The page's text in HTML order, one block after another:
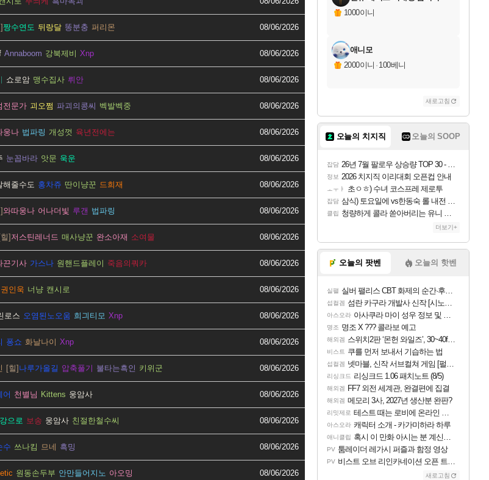
짱수연도 뒤랑달 똥분충 퍼리몬 08/06/2026
Annaboom 강북제비 Xnp 08/06/2026
쇼로암 맹수집사 뤼안 08/06/2026
전문가 괴오쩜 파괴의콩씨 벡발벡중 08/06/2026
웅나 법파링 개성껏 육년전에는 08/06/2026
눈꼽바라 앗문 욱운 08/06/2026
해줄수도 홍차쥬 딴이냥꾼 드희재 08/06/2026
와따웅나 어나더빛 루갠 법파링 08/06/2026
저스틴레너드 매사냥꾼 완소아재 소여물 08/06/2026
끈기사 가스나 원핸드플레이 죽음의쿼카 08/06/2026
권인욱 너냥 캔시로 08/06/2026
로스 오염된노오움 희긔티모 Xnp 08/06/2026
퐁쇼 화날나이 Xnp 08/06/2026
나루가올길 압축풀기 불타는흑인 키위군 08/06/2026
어 천별님 Kittens 웅암사 08/06/2026
으로 보송 웅암사 친절한철수씨 08/06/2026
수 쓰나킴 므네 흑밍 08/06/2026
원동손두부 안만들어지노 아오밍 08/06/2026
1000이니
애니모
2000이니 · 100베니
새로고침
오늘의 치지직 오늘의 SOOP
잡담 26년 7월 팔로우 상승량 TOP 30 - 월간 치지직
정보 2026 치지직 이리대회 오픈컵 안내
ㅗㅜㅑ 초ㅇㅎ) 수녀 코스프레 제로투
잡담 삼식) 토요일에 vs한동숙 롤 내전 예정
클립 청량하게 콜라 쏟아버리는 유니 ㅋㅋㅋ
더보기+
오늘의 팟벤 오늘의 핫벤
실팰 실버 팰리스 CBT 화제의 순간·후기 모음
섭컬겜 섬란 카구라 개발사 신작 [시노비 넥서스] 연내 출시 예정
아스오라 아사쿠라 마이 성우 정보 및 주요 필모
명조 명조 X ??? 콜라보 예고
해외겜 스위치2판 ‘몬헌 와일즈’, 30~40fps 목표 추정
비스트 쿠를 먼저 보내서 기습하는 법
섭컬겜 넷마블, 신작 서브컬쳐 게임 [펄 인 블루] 티저 사이트 오픈
리싱크드 리싱크드 1.06 패치노트 (8/5)
해외겜 FF7 외전 세계관, 완결편에 집결
해외겜 메모리 3사, 2027년 생산분 완판?
리밋제로 테스트 때는 로비에 온라인 기능이 있는데
아스오라 캐릭터 소개 - 카가미하라 하루
애니클립 혹시 이 만화 아시는 분 계신가요
PV 툼레이더 레가시 퍼즐과 함정 영상
PV 비스트 오브 리인카네이션 오픈 트레일러
새로고침